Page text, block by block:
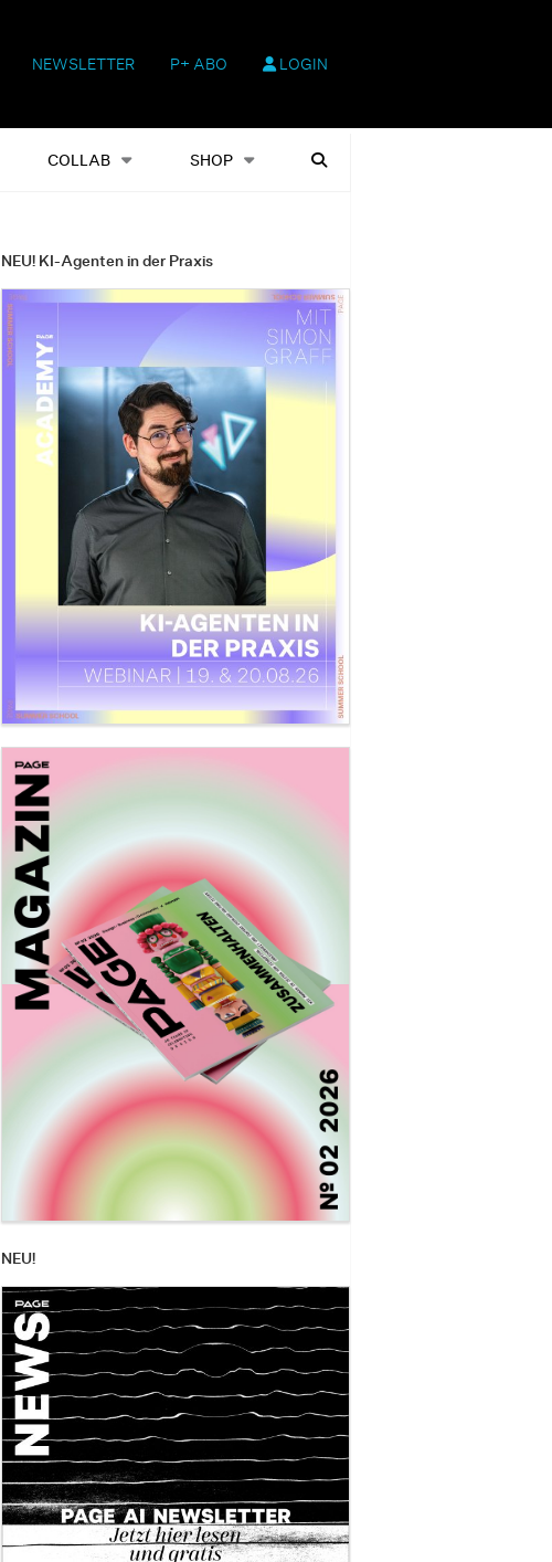
NEWSLETTER P+ ABO LOGIN
COLLAB SHOP
Shop Heftausgaben Suchen
NEU! KI-Agenten in der Praxis
NEU!